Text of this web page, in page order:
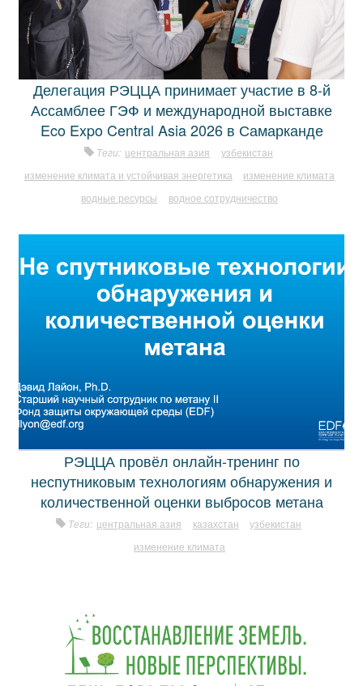
Делегация РЭЦЦА принимает участие в 8-й
Ассамблее ГЭФ и международной выставке
Eco Expo Central Asia 2026 в Самарканде
Теги: центральная азия
узбекистан
изменение климата и устойчивая энергетика
изменение климата
водные ресурсы
водное сотрудничество
РЭЦЦА провёл онлайн-тренинг по
неспутниковым технологиям обнаружения и
количественной оценки выбросов метана
Теги: центральная азия казахстан
узбекистан
изменение климата